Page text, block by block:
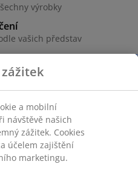
výrobky
vašich představ
70x140 cm
a mobilní
návštěvě našich
zážitek. Cookies
účelem zajištění
marketingu.